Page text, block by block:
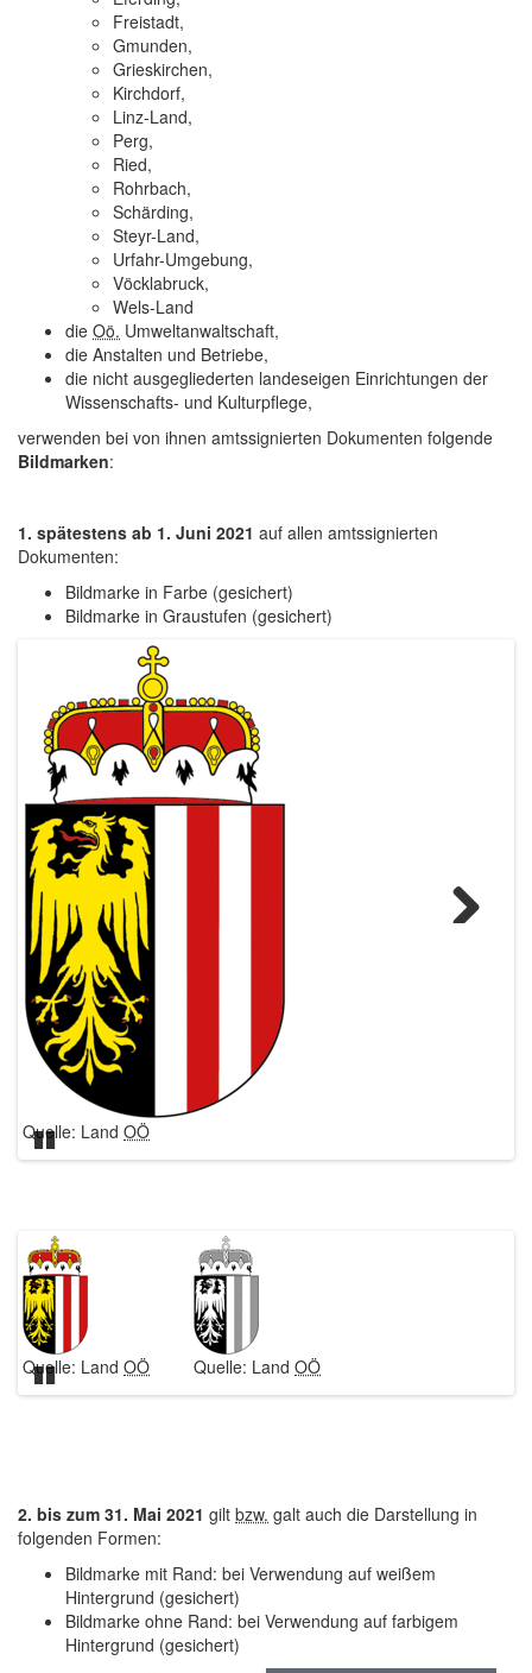
Freistadt,
Gmunden,
Grieskirchen,
Kirchdorf,
Linz-Land,
Perg,
Ried,
Rohrbach,
Schärding,
Steyr-Land,
Urfahr-Umgebung,
Vöcklabruck,
Wels-Land
die Oö. Umweltanwaltschaft,
die Anstalten und Betriebe,
die nicht ausgegliederten landeseigen Einrichtungen der
Wissenschafts- und Kulturpflege,
verwenden bei von ihnen amtssignierten Dokumenten folgende
Bildmarken:
1. spätestens ab 1. Juni 2021 auf allen amtssignierten
Dokumenten:
Bildmarke in Farbe (gesichert)
Bildmarke in Graustufen (gesichert)
Quelle: Land OÖ
Quelle: Land OÖ Quelle: Land OÖ
2. bis zum 31. Mai 2021 gilt bzw. galt auch die Darstellung in
folgenden Formen:
Bildmarke mit Rand: bei Verwendung auf weißem
Hintergrund (gesichert)
Bildmarke ohne Rand: bei Verwendung auf farbigem
Hintergrund (gesichert)